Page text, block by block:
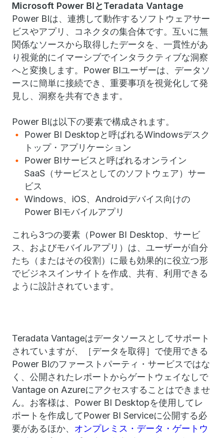
Microsoft Power BIとTeradata Vantage
Power BIは、連携して動作するソフトウェアサー
ビスやアプリ、コネクタの集合体です。互いに無
関係なソースから取得したデータを、一貫性があ
り視覚的にイマーシブでインタラクティブな洞察
へと変換します。Power BIユーザーは、データソ
ースに簡単に接続でき、重要事項を視覚化して発
見し、洞察を共有できます。
Power BIは以下の要素で構成されます。
Power BI Desktopと呼ばれるWindowsデスク
トップ・アプリケーション
Power BIサービスと呼ばれるオンライン
SaaS（サービスとしてのソフトウェア）サー
ビス
Windows、iOS、Androidデバイス向けの
Power BIモバイルアプリ
これら3つの要素（Power BI Desktop、サービ
ス、およびモバイルアプリ）は、ユーザーが自分
たち（またはその役割）に最も効果的に役立つ形
でビジネスインサイトを作成、共有、利用できる
ように設計されています。
Teradata Vantageはデータソースとしてサポート
されていますが、［データを取得］で使用できる
Power BIのファーストパーティ・サービスではな
く、公開されたレポートからゲートウェイなしで
Vantage on Azureにアクセスすることはできませ
ん。お客様は、Power BI Desktopを使用してレ
ポートを作成してPower BI Serviceに公開する必